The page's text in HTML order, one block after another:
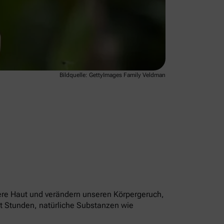
Bildquelle: GettyImages Family Veldman
Haut und verändern unseren Körpergeruch,
Stunden, natürliche Substanzen wie